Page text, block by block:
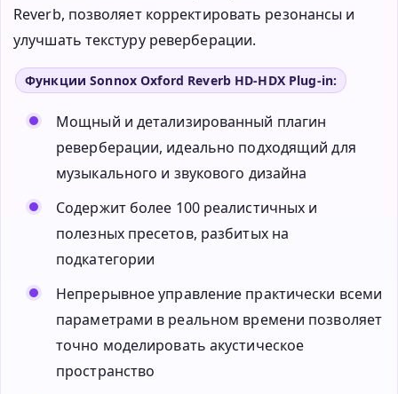
Reverb, позволяет корректировать резонансы и
улучшать текстуру реверберации.
Функции Sonnox Oxford Reverb HD-HDX Plug-in:
Мощный и детализированный плагин
реверберации, идеально подходящий для
музыкального и звукового дизайна
Содержит более 100 реалистичных и
полезных пресетов, разбитых на
подкатегории
Непрерывное управление практически всеми
параметрами в реальном времени позволяет
точно моделировать акустическое
пространство